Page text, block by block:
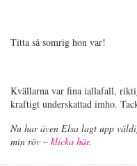
Titta så somrig hon var!
Kvällarna var fina iallafall,
kraftigt underskattad imho.
Nu har även Elsa lagt upp
min röv – klicka här.